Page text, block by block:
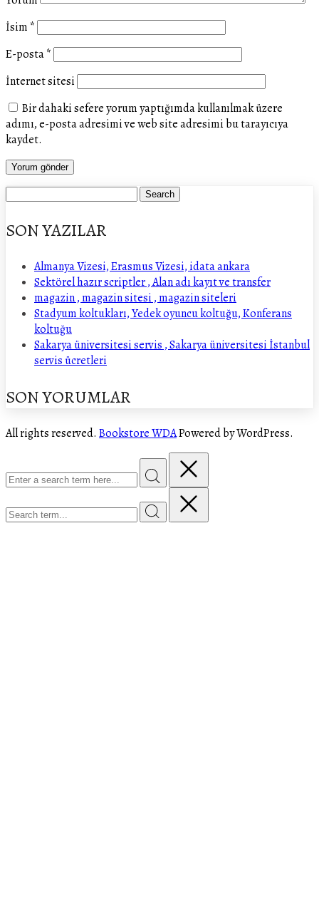
İsim *
E-posta*
İnternet sitesi
Bir dahaki sefere yorum yaptığımda kullanılmak üzere
adımı, e-posta adresimi ve web site adresimi bu tarayıcıya
kaydet.
SON YAZILAR
Almanya Vizesi, Erasmus Vizesi, idata ankara
Sektörel hazır scriptler , Alan adı kayıt ve transfer
magazin , magazin sitesi , magazin siteleri
Stadyum koltukları, Yedek oyuncu koltuğu, Konferans
koltuğu
Sakarya üniversitesi servis , Sakarya üniversitesi İstanbul
servis ücretleri
SON YORUMLAR
All rights reserved. Bookstore WDAPowered by WordPress.